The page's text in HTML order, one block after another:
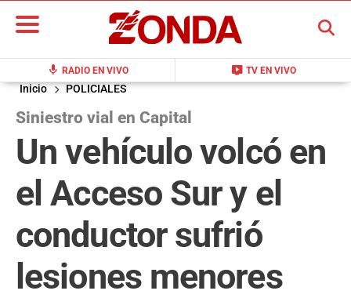
mic RADIO EN VIVO live_tv TV EN VIVO
BUSCAR
Inicio POLICIALES
Siniestro vial en Capital
Un vehículo volcó en
el Acceso Sur y el
conductor sufrió
lesiones menores